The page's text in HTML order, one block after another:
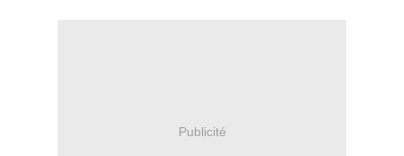
Publicité